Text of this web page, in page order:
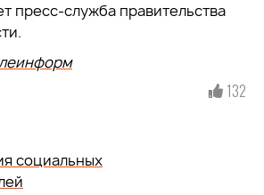
пресс-служба правительства
132
социальных